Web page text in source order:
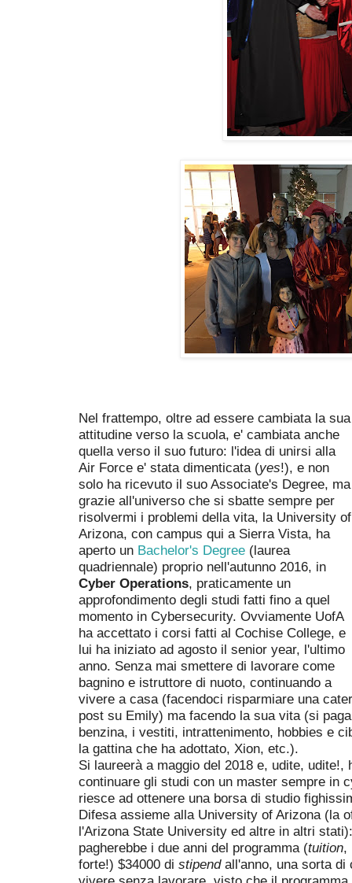
Nel frattempo, oltre ad essere cambiata la sua
attitudine verso la scuola, e' cambiata anche
quella verso il suo futuro: l'idea di unirsi alla
Air Force e' stata dimenticata (yes!), e non
solo ha ricevuto il suo Associate's Degree, ma
grazie all'universo che si sbatte sempre per
risolvermi i problemi della vita, la University of
Arizona, con campus qui a Sierra Vista, ha
aperto un Bachelor's Degree (laurea
quadriennale) proprio nell'autunno 2016, in
Cyber Operations, praticamente un
approfondimento degli studi fatti fino a quel
momento in Cybersecurity. Ovviamente UofA
ha accettato i corsi fatti al Cochise College, e
lui ha iniziato ad agosto il senior year, l'ultimo
anno. Senza mai smettere di lavorare come
bagnino e istruttore di nuoto, continuando a
vivere a casa (facendoci risparmiare una
post su Emily) ma facendo la sua vita (si
benzina, i vestiti, intrattenimento, hobbies e
la gattina che ha adottato, Xion, etc.).
Si laureerà a maggio del 2018 e, udite, udite!,
continuare gli studi con un master sempre in
riesce ad ottenere una borsa di studio
Difesa assieme alla University of Arizona (la
l'Arizona State University ed altre in altri
pagherebbe i due anni del programma (tuition,
forte!) $34000 di stipendall'anno, una sorta di